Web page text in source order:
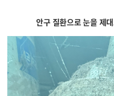
안구 질환으로 눈을 제